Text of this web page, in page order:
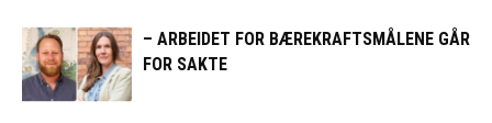
– ARBEIDET FOR BÆREKRAFTSMÅLENE GÅR
FOR SAKTE